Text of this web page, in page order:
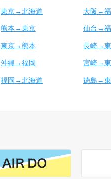
東京→北海道 大阪→
熊本→東京 仙台→
東京→熊本 長崎→
沖縄→福岡 宮崎→
福岡→北海道 徳島→